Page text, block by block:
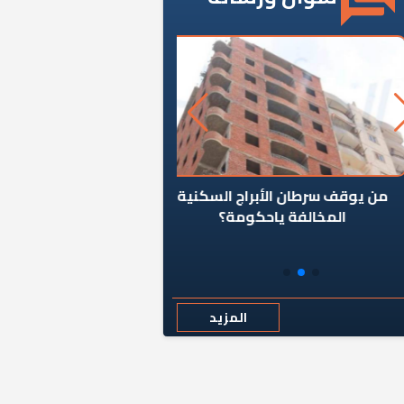
من يوقف سرطان الأبراج السكنية
المخالفة ياحكومة؟
المزيد